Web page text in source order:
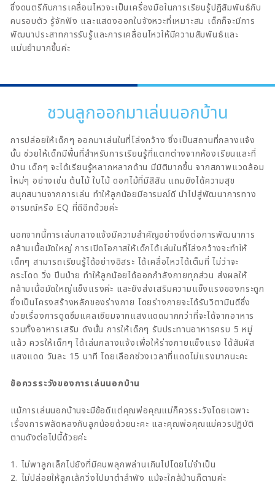
ซึ่งดนตรีกับการเคลื่อนไหวจะเป็นเครื่องมือในการเรียนรู้ปฏิสัมพันธ์กับ
คนรอบตัว รู้จักฟัง และแสดงออกในจังหวะที่เหมาะสม เด็กก็จะมีการ
พัฒนาประสาทการรับรู้และการเคลื่อนไหวให้มีความสัมพันธ์และ
แม่นยำมากขึ้นค่ะ
ชวนลูกออกมาเล่นนอกบ้าน
การปล่อยให้เด็กๆ ออกมาเล่นในที่โล่งกว้าง ซึ่งเป็นสถานที่กลางแจ้ง
นั้น ช่วยให้เด็กมีพื้นที่สำหรับการเรียนรู้ที่แตกต่างจากห้องเรียนและที่
บ้าน เด็กๆ จะได้เรียนรู้หลากหลากด้าน มีมิติมากขึ้น จากสภาพแวดล้อม
ใหม่ๆ อย่างเช่น ต้นไม้ ใบไม้ ดอกไม้ที่มีสีสัน แถมยังได้ความสุข
สนุกสนานจากการเล่น ทำให้ลูกน้อยมีอารมณ์ดี นำไปสู่พัฒนาการทาง
อารมณ์หรือ EQ ที่ดีอีกด้วยค่ะ
นอกจากนี้การเล่นกลางแจ้งมีความสำคัญอย่างยิ่งต่อการพัฒนาการ
กล้ามเนื้อมัดใหญ่ การเปิดโอกาสให้เด็กได้เล่นในที่โล่งกว้างจะทำให้
เด็กๆ สามารถเรียนรู้ได้อย่างอิสระ ได้เคลื่อไหวได้เต็มที่ ไม่ว่าจะ
กระโดด วิ่ง ปีนป่าย ทำให้ลูกน้อยได้ออกกำลังกายทุกส่วน ส่งผลให้
กล้ามเนื้อมัดใหญ่แข็งแรงค่ะ และยังส่งเสริมความแข็งแรงของกระดูก
ซึ่งเป็นโครงสร้างหลักของร่างกาย โดยร่างกายจะได้รับวิตามินดีซึ่ง
ช่วยเรื่องการดูดซึมแคลเซียมจากแสงแดดมากกว่าที่จะได้จากอาหาร
รวมทั้งอาหารเสริม ดังนั้น การให้เด็กๆ รับประทานอาหารครบ 5 หมู่
แล้ว ควรให้เด็กๆ ได้เล่นกลางแจ้งเพื่อให้ร่างกายแข็งแรง ได้สัมผัส
แสงแดด วันละ 15 นาที โดยเลือกช่วงเวลาที่แดดไม่แรงมากนะคะ
ข้อควรระวังของการเล่นนอกบ้าน
แม้การเล่นนอกบ้านจะมีข้อดีแต่คุณพ่อคุณแม่ก็ควรระวังโดยเฉพาะ
เรื่องการพลัดหลงกับลูกน้อยด้วยนะคะ และคุณพ่อคุณแม่ควรปฏิบัติ
ตามดังต่อไปนี้ด้วยค่ะ
ไม่พาลูกเล็กไปยังที่มีคนพลุกพล่านเกินไปโดยไม่จำเป็น
ไม่ปล่อยให้ลูกเล้กวิ่งไปมาตำลำพัง แม้จะใกล้บ้านก็ตามค่ะ